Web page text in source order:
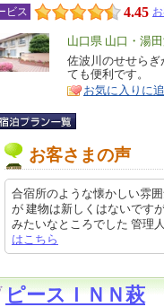
ビス 4.45
エ
リ
ア
山口県 山口・湯
特
徴
佐波川のせせら
ても便利です。
お気に入りに
お客さまの声
合宿所のような懐かしい雰
が 建物は新しくはないです
みたいなところでした 管
はこちら
ピースＩＮＮ萩